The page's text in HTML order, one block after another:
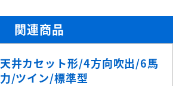
関連商品
天井カセット形/4方向吹出/6馬
力/ツイン/標準型